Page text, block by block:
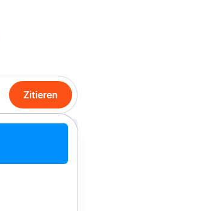
Zitieren
Manuell zitieren